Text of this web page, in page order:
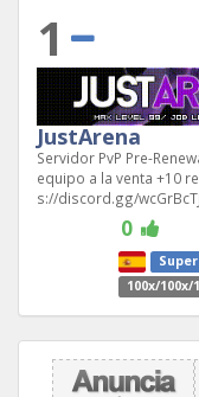
1
JustArena
Servidor PvP Pre-
equipo a la venta +10
s://discord.gg/
0
100x/100x/